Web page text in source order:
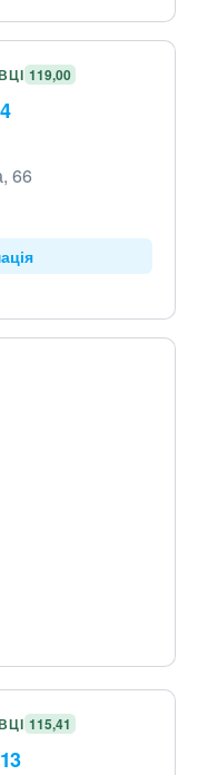
119,00
66
115,41